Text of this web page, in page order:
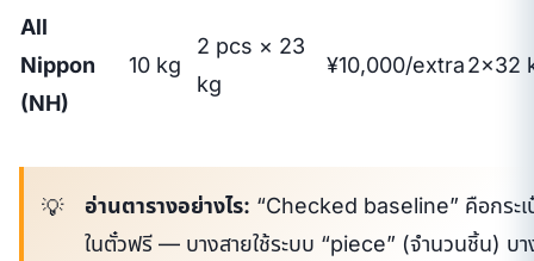
All
Nippon
(NH)
10 kg
2 pcs × 23
kg
¥10,000/extra2×32
อ่านตารางอย่างไร: “Checked baseline” คือกระเ
ในตั๋วฟรี — บางสายใช้ระบบ “piece” (จำนวนชิ้น) บา